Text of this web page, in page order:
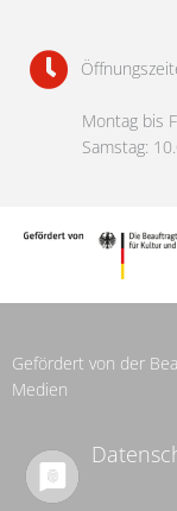
Montag bis
Samstag:
Gefördert von der
Medien